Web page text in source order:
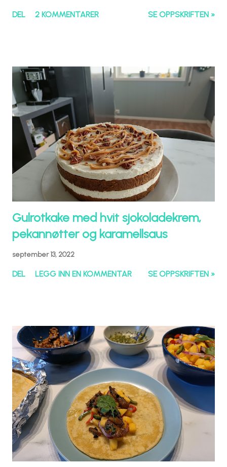
DEL 2 KOMMENTARER SE OPPSKRIFTEN »
Gulrotkake med hvit sjokoladekrem,
pekannøtter og karamellsaus
september 13, 2022
DEL LEGG INN EN KOMMENTAR SE OPPSKRIFTEN »